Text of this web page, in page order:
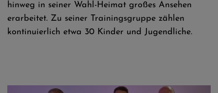
hinweg in seiner Wahl-Heimat großes Ansehen
erarbeitet. Zu seiner Trainingsgruppe zählen
kontinuierlich etwa 30 Kinder und Jugendliche.